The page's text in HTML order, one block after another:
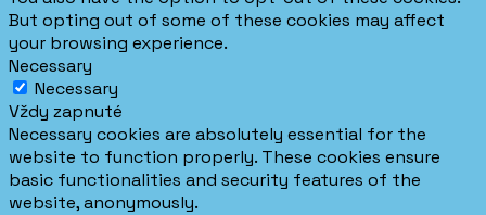
But opting out of some of these cookies may affect
your browsing experience.
Necessary
Necessary
Vždy zapnuté
Necessary cookies are absolutely essential for the
website to function properly. These cookies ensure
basic functionalities and security features of the
website, anonymously.